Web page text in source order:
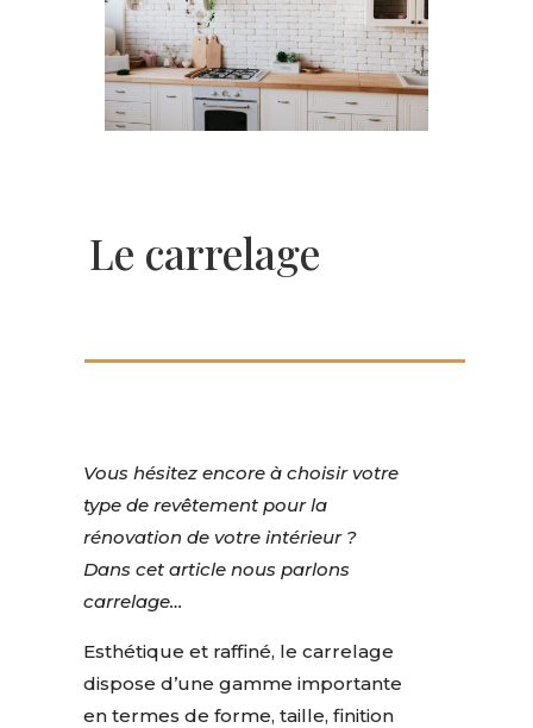
Le carrelage
Vous hésitez encore à choisir votre
type de revêtement pour la
rénovation de votre intérieur ?
Dans cet article nous parlons
carrelage…
Esthétique et raffiné, le carrelage
dispose d’une gamme importante
en termes de forme, taille, finition